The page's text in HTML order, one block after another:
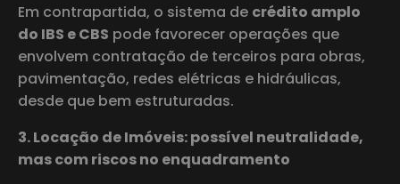
Em contrapartida, o sistema de crédito amplo
do IBS e CBS pode favorecer operações que
envolvem contratação de terceiros para obras,
pavimentação, redes elétricas e hidráulicas,
desde que bem estruturadas.
3. Locação de Imóveis: possível neutralidade,
mas com riscos no enquadramento